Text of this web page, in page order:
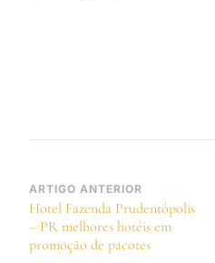
Navegação
de
post
ARTIGO ANTERIOR
Hotel Fazenda Prudentópolis
– PR melhores hotéis em
promoção de pacotes